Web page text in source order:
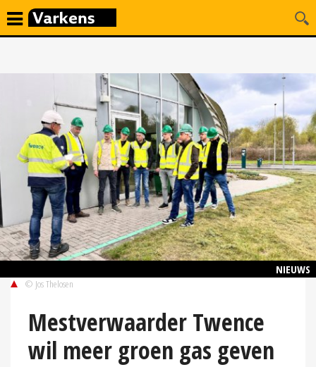
NIEUWS
© Jos Thelosen
Mestverwaarder Twence
wil meer groen gas geven